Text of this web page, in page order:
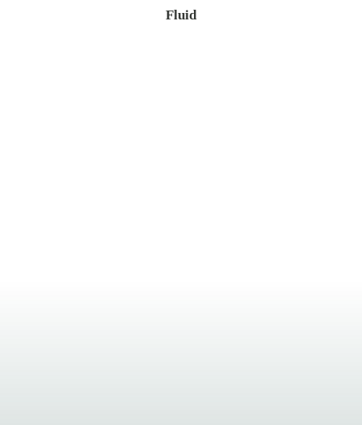
Fluid